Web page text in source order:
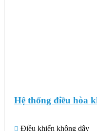
Hệ thống điều hòa
Điều khiển không dây